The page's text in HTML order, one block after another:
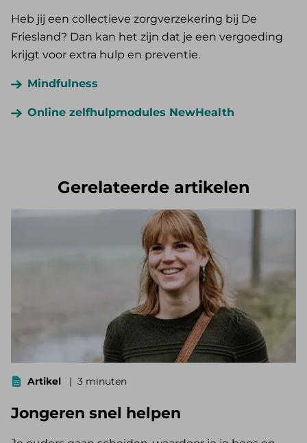
Heb jij een collectieve zorgverzekering bij De
Friesland? Dan kan het zijn dat je een vergoeding
krijgt voor extra hulp en preventie.
Mindfulness
Online zelfhulpmodules NewHealth
Gerelateerde artikelen
Artikel 3 minuten
Jongeren snel helpen